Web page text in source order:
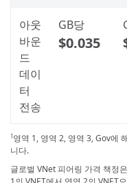
아웃
바운
드
데이
터
전송
GB당
$0.035
1 영역 1, 영역 2, 영역 3, Gov에
니다.
글로벌 VNet 피어링 가격 책정